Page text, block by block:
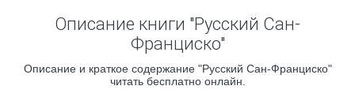
Описание книги "Русский Сан-
Франциско"
Описание и краткое содержание "Русский Сан-Франциско"
читать бесплатно онлайн.